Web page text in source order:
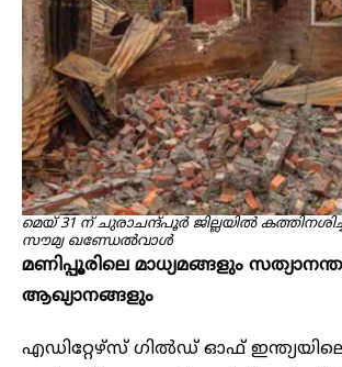
മെയ് 31 ന് ചുരാചന്ദ്പൂർ ജില്ലയിൽ
സൗമ്യ ഖണ്ഡേൽവാൾ
മണിപ്പൂരിലെ മാധ്യമങ്ങളും
ആഖ്യാനങ്ങളും
എഡിറ്റേഴ്സ് ഗിൽഡ് ഓഫ്